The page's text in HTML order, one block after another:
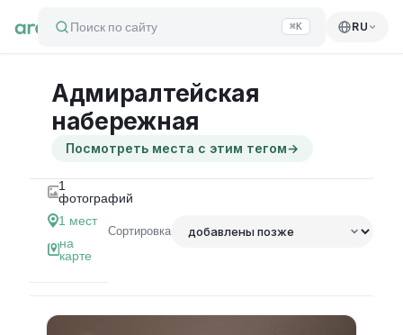
Поиск по сайту ⌘K RU
Адмиралтейская
набережная
Посмотреть места с этим тегом→
1
фотографий
1 мест
на
карте
Сортировка